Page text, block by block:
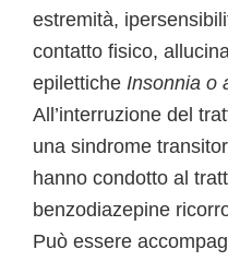
estremità,
contatto fisico,
epilettiche Insonnia o
All’interruzione del
una sindrome
hanno condotto al
benzodiazepine
Può essere